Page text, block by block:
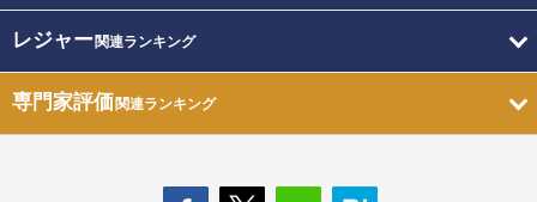
レジャー関連ランキング
専門家評価関連ランキング